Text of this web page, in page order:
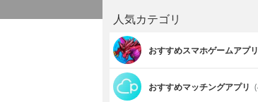
人気カテゴリ
おすすめスマホゲームアプリ
おすすめマッチングアプリ